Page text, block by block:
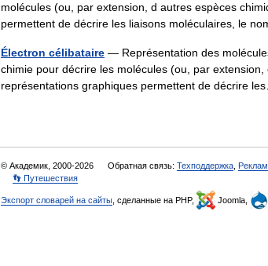
molécules (ou, par extension, d autres espèces
permettent de décrire les liaisons moléculaires, le
Électron célibataire — Représentation des
chimie pour décrire les molécules (ou, par
représentations graphiques permettent de décrire
© Академик, 2000-2026 Обратная связь: Техподдержка
👣 Путешествия
Экспорт словарей на сайты , сделанные на PHP, Joomla,